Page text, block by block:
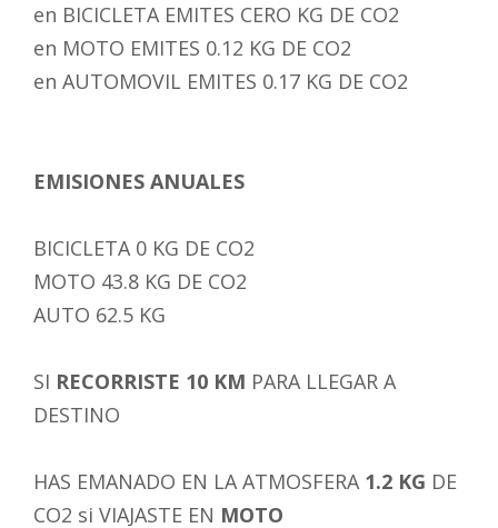
en BICICLETA EMITES CERO KG DE CO2
en MOTO EMITES 0.12 KG DE CO2
en AUTOMOVIL EMITES 0.17 KG DE CO2
EMISIONES ANUALES
BICICLETA 0 KG DE CO2
MOTO 43.8 KG DE CO2
AUTO 62.5 KG
SI RECORRISTE 10 KM PARA LLEGAR A
DESTINO
HAS EMANADO EN LA ATMOSFERA 1.2 KG DE
CO2 si VIAJASTE EN MOTO